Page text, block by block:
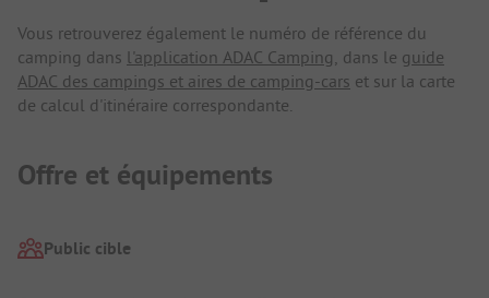
Vous retrouverez également le numéro de référence du
camping dans l'application ADAC Camping, dans le guide
ADAC des campings et aires de camping-cars et sur la carte
de calcul d'itinéraire correspondante.
Offre et équipements
Public cible